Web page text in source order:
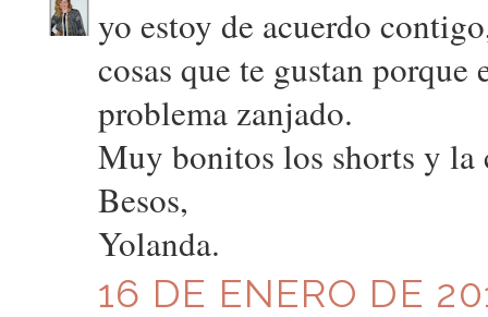
yo estoy de acuerdo
cosas que te gustan
problema zanjado.
Muy bonitos los shorts y la
Besos,
Yolanda.
16 DE ENERO DE